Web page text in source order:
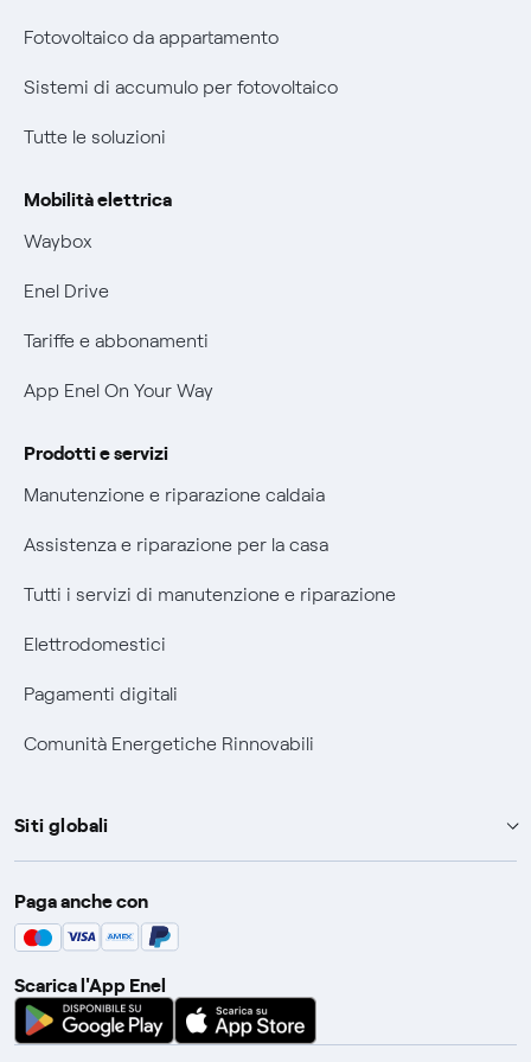
Parental Control – Navigazione sicura
Informazioni precontrattuali prodotti e servizi
Condizioni generali di contratto prodotti e servizi
Certificazioni
Nuove regole europee per la protezione dei dati
Offerte Placet non vulnerabili
Offerta Tutela Vulnerabilità Gas
Mobilità Elettrica
Phishing e truffe online
Verifica chi ti ha chiamato
Agevolazione utenti con disabilità per offerte Fibra
Fotovoltaico da appartamento
Sistemi di accumulo per fotovoltaico
Tutte le soluzioni
Mobilità elettrica
Waybox
Enel Drive
Tariffe e abbonamenti
App Enel On Your Way
Prodotti e servizi
Manutenzione e riparazione caldaia
Assistenza e riparazione per la casa
Tutti i servizi di manutenzione e riparazione
Elettrodomestici
Pagamenti digitali
Comunità Energetiche Rinnovabili
Siti globali
Enel Group
Enel Green Power
Global Procurement
Gridspertise
Paga anche con
Scarica l'App Enel